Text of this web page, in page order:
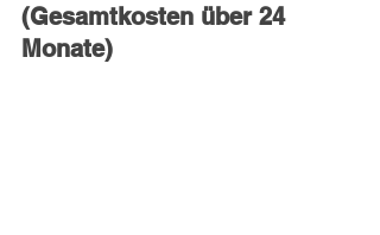
(Gesamtkosten über 24
Monate)